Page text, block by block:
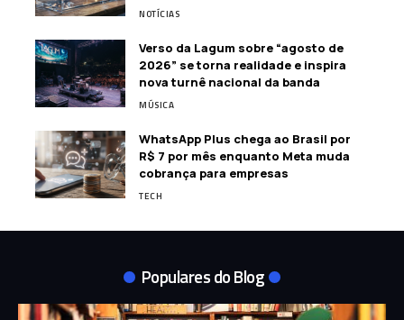
NOTÍCIAS
Verso da Lagum sobre “agosto de
2026” se torna realidade e inspira
nova turnê nacional da banda
MÚSICA
WhatsApp Plus chega ao Brasil por
R$ 7 por mês enquanto Meta muda
cobrança para empresas
TECH
Populares do Blog